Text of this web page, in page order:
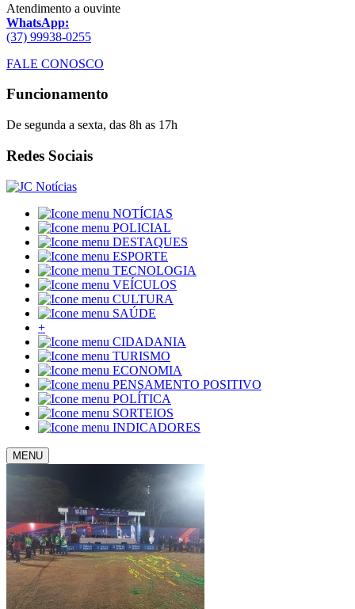
Atendimento a ouvinte
WhatsApp:
(37) 99938-0255
FALE CONOSCO
Funcionamento
De segunda a sexta, das 8h as 17h
Redes Sociais
NOTÍCIAS
POLICIAL
DESTAQUES
ESPORTE
TECNOLOGIA
VEÍCULOS
CULTURA
SAÚDE
+
CIDADANIA
TURISMO
ECONOMIA
PENSAMENTO POSITIVO
POLÍTICA
SORTEIOS
INDICADORES
MENU